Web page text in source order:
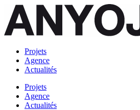
Projets
Agence
Actualités
Projets
Agence
Actualités